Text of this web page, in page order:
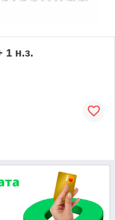
1 н.з.